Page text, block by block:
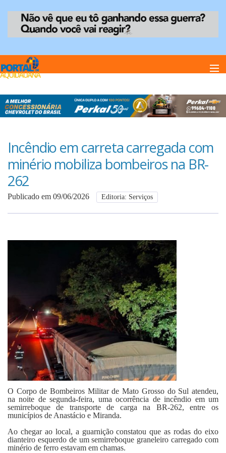
Home
Anuncie
Anuncie
Incêndio em carreta carregada com
minério mobiliza bombeiros na BR-
262
Publicado em 09/06/2026 Editoria: Serviços
O Corpo de Bombeiros Militar de Mato Grosso do Sul atendeu,
na noite de segunda-feira, uma ocorrência de incêndio em um
semirreboque de transporte de carga na BR-262, entre os
municípios de Anastácio e Miranda.
Ao chegar ao local, a guarnição constatou que as rodas do eixo
dianteiro esquerdo de um semirreboque graneleiro carregado com
minério de ferro estavam em chamas.